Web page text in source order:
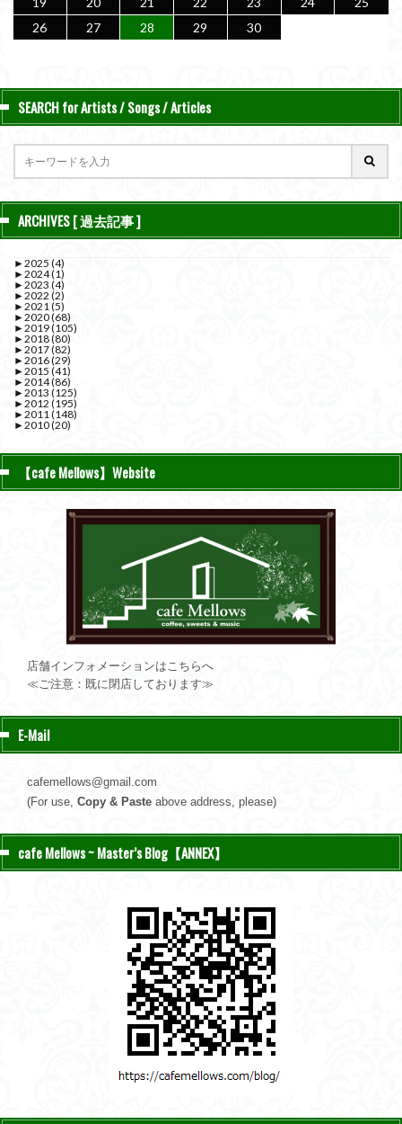
26
27 28 29 30
SEARCH for Artists / Songs / Articles
ARCHIVES [ 過去記事 ]
►2025 (4)
►2024(1)
►2023 (4)
►2022 (2)
►2021 (5)
►2020(68)
►2019(105)
►2018(80)
►2017(82)
►2016(29)
►2015 (41)
►2014(86)
►2013 (125)
►2012 (195)
►2011 (148)
►2010(20)
【cafe Mellows】Website
店舗インフォメーションはこちらへ
≪ご注意：既に閉店しております≫
E-Mail
cafemellows@gmail.com
(For use, Copy & Paste above address, please)
cafe Mellows ~ Master’s Blog【ANNEX】